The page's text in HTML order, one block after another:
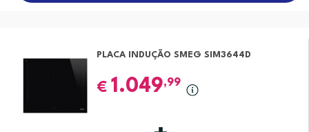
PLACA INDUÇÃO SMEG SIM3644D
€ 1.049,99